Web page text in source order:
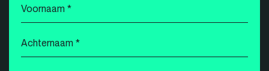
Voornaam
*
Achternaam
*